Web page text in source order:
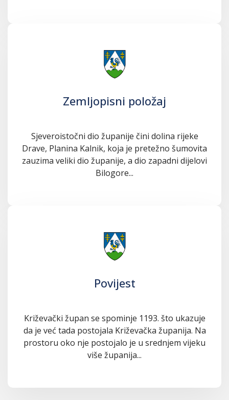
Zemljopisni položaj
Sjeveroistočni dio županije čini dolina rijeke
Drave, Planina Kalnik, koja je pretežno šumovita
zauzima veliki dio županije, a dio zapadni dijelovi
Bilogore...
Povijest
Križevački župan se spominje 1193. što ukazuje
da je već tada postojala Križevačka županija. Na
prostoru oko nje postojalo je u srednjem vijeku
više županija...